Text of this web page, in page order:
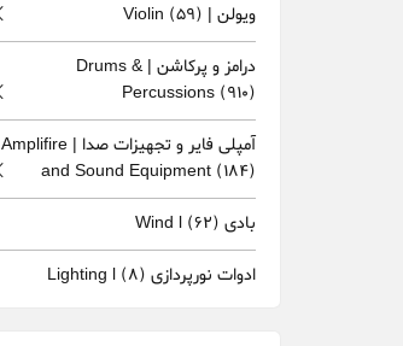
ویولن | Violin (59)
درامز و پرکاشن | Drums &
Percussions (910)
آمپلی فایر و تجهیزات صدا | Amplifire
and Sound Equipment (184)
بادی Wind l (62)
ادوات نورپردازی Lighting l (8)